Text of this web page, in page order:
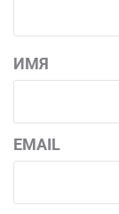
ИМЯ
EMAIL